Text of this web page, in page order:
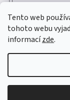
Tento web
tohoto webu
informacízde.
DOVOLENÁ -